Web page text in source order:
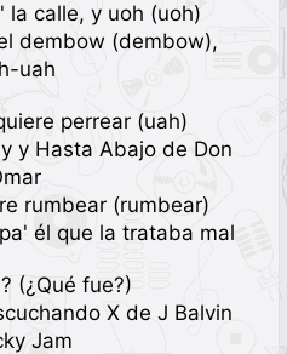
la calle, y uoh (uoh)
dembow (dembow),
uah
perrear (uah)
y Hasta Abajo de Don
rumbear (rumbear)
él que la trataba mal
(¿Qué fue?)
X de J Balvin
Jam